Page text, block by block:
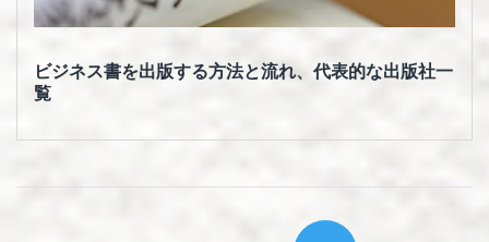
ビジネス書を出版する方法と流れ、代表的な出版社一
覧